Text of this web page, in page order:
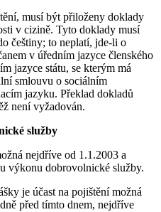
musí být přiloženy doklady
v cizině. Tyto doklady musí
češtiny; to neplatí, jde-li o
v úředním jazyce členského
jazyce státu, se kterým má
smlouvu o sociálním
jazyku. Překlad dokladů
není vyžadován.
služby
nejdříve od 1.1.2003 a
výkonu dobrovolnické služby.
je účast na pojištění možná
před tímto dnem, nejdříve